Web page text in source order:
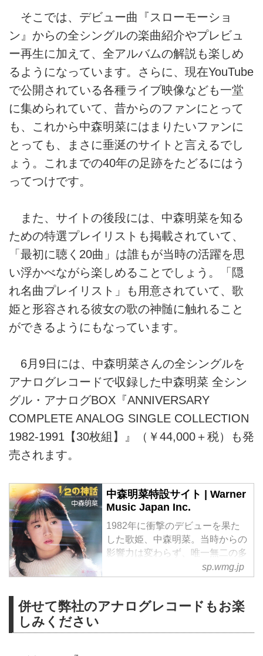
そこでは、デビュー曲『スローモーショ
ン』からの全シングルの楽曲紹介やプレビュ
ー再生に加えて、全アルバムの解説も楽しめ
るようになっています。さらに、現在YouTube
で公開されている各種ライブ映像なども一堂
に集められていて、昔からのファンにとって
も、これから中森明菜にはまりたいファンに
とっても、まさに垂涎のサイトと言えるでし
ょう。これまでの40年の足跡をたどるにはう
ってつけです。
また、サイトの後段には、中森明菜を知る
ための特選プレイリストも掲載されていて、
「最初に聴く20曲」は誰もが当時の活躍を思
い浮かべながら楽しめることでしょう。「隠
れ名曲プレイリスト」も用意されていて、歌
姫と形容される彼女の歌の神髄に触れること
ができるようにもなっています。
6月9日には、中森明菜さんの全シングルを
アナログレコードで収録した中森明菜 全シン
グル・アナログBOX『ANNIVERSARY
COMPLETE ANALOG SINGLE COLLECTION
1982-1991【30枚組】』（￥44,000＋税）も発
売されます。
中森明菜特設サイト | Warner
Music Japan Inc.
1982年に衝撃のデビューを果た
した歌姫、中森明菜。当時からの
影響力は変わらず、唯一無二の多
彩な歌声、表現力で今も尚、数多
くの人々を魅了し続ける。今だか
するための特設サイトがオープ
sp.wmg.jp
併せて弊社のアナログレコードもお楽
しみください